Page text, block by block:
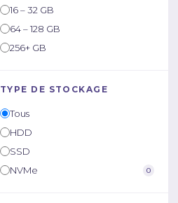
16 – 32 GB
64 – 128 GB
256+ GB
TYPE DE STOCKAGE
Tous
HDD
SSD
NVMe
0